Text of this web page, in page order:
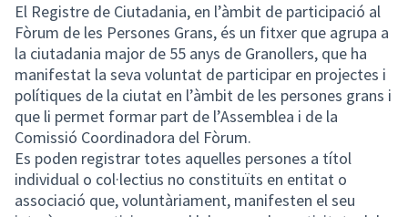
El Registre de Ciutadania, en l’àmbit de participació al
Fòrum de les Persones Grans, és un fitxer que agrupa a
la ciutadania major de 55 anys de Granollers, que ha
manifestat la seva voluntat de participar en projectes i
polítiques de la ciutat en l’àmbit de les persones grans i
que li permet formar part de l’Assemblea i de la
Comissió Coordinadora del Fòrum.
Es poden registrar totes aquelles persones a títol
individual o col·lectius no constituïts en entitat o
associació que, voluntàriament, manifesten el seu